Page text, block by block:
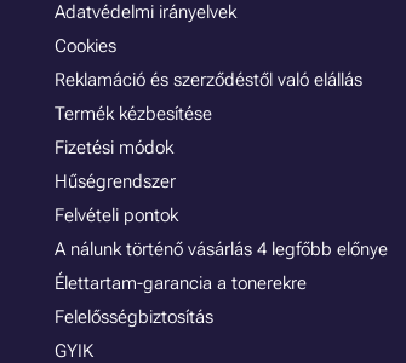
Adatvédelmi irányelvek
Cookies
Reklamáció és szerződéstől való elállás
Termék kézbesítése
Fizetési módok
Hűségrendszer
Felvételi pontok
A nálunk történő vásárlás 4 legfőbb előnye
Élettartam-garancia a tonerekre
Felelősségbiztosítás
GYIK